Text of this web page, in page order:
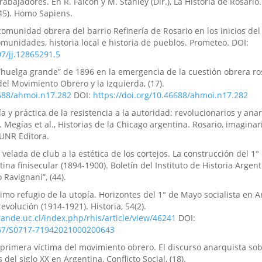
Homo Sapiens.
obrera del barrio Refinería de Rosario en los inicios del
historia local e historia de pueblos. Prometeo. DOI:
jj.12865291.5
grande” de 1896 en la emergencia de la cuestión obrera
Movimiento Obrero y la Izquierda, (17).
ahmoi.n17.282DOI: https://doi.org/10.46688/ahmoi.n17.282
y práctica de la resistencia a la autoridad: revolucionarios y
Megías et al., Historias de la Chicago argentina. Rosario,
Editora.
velada de club a la estética de los cortejos. La construcción del 1°
finisecular (1894-1900). Boletín del Instituto de Historia
(44).
refugio de la utopía. Horizontes del 1° de Mayo socialista en
(1914-1921). Historia, 54(2).
index.php/rhis/article/view/46241 DOI:
S0717-71942021000200643
primera víctima del movimiento obrero. El discurso anarquista
siglo XX en Argentina, Conflicto Social, (18).